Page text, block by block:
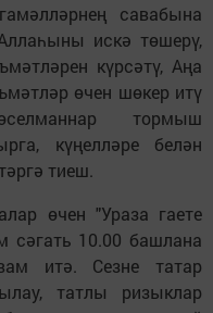
савабына
искә төшерү,
күрсәтү, Аңа
өчен шөкер итү
тормыш
күңелләре белән
тиеш.
өчен "Ураза гаете
сәгать 10.00 башлана
итә. Сезне татар
татлы ризыклар